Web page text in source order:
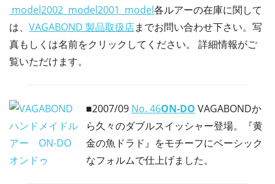
model2002 model2001 model各ルアーの在庫に関して
は、 VAGABOND 製品取扱店までお問い合わせ下さい。写
真もしくは名前をクリックしてください。 詳細情報がご
覧いただけます。
■2007/09 No. 46ON-DO VAGABONDか
ら久々のダブルスイッシャー登場。『黄
金の魚ドラド』をモチーフにベーシック
なフォルムで仕上げました。